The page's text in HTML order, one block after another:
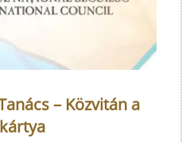
– Közvitán a